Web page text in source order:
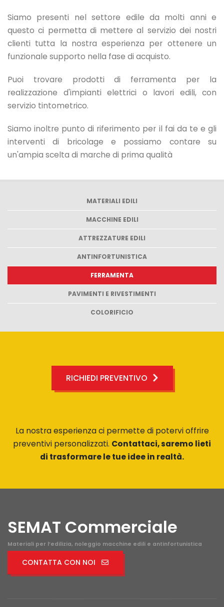
Siamo presenti nel settore edile da molti anni e
questo ci permetta di mettere al servizio dei nostri
clienti tutta la nostra esperienza per ottenere un
funzionale supporto nella fase di acquisto.
Puoi trovare prodotti di ferramenta per la
realizzazione d'impianti elettrici o lavori edili, con
servizio tintometrico.
Siamo inoltre punto di riferimento per il fai da te e gli
interventi di bricolage e possiamo contare su
un'ampia scelta di marche di prima qualità
MATERIALI EDILI
MACCHINE EDILI
ATTREZZATURE EDILI
ANTINFORTUNISTICA
FERRAMENTA
PAVIMENTI E RIVESTIMENTI
COLORIFICIO
La nostra esperienza ci permette di potervi offrire
preventivi personalizzati. Contattaci, saremo lieti
di trasformare le tue idee in realtà.
RICHIEDI PREVENTIVO
SEMAT Commerciale
Materiali per l’edilizia, noleggio macchine edili e antinfortunistica
CONTATTA CON NOI